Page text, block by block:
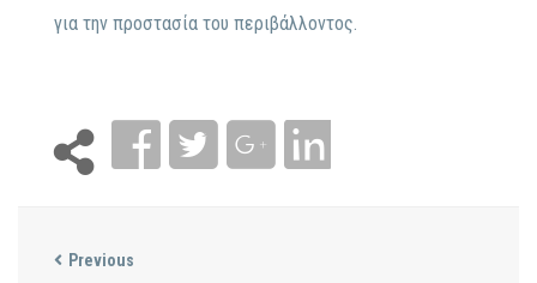
για την προστασία του περιβάλλοντος.
Previous